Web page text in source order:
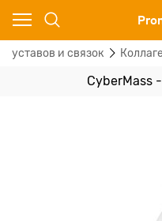
суставов и связок
CyberMass
Ваш город - Москва,
угадали?
ДА НЕТ